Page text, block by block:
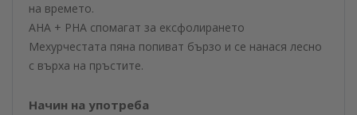
на времето.
AHA + PHA спомагат за ексфолирането
Мехурчестата пяна попиват бързо и се нанася лесно
с върха на пръстите.
Начин на употреба